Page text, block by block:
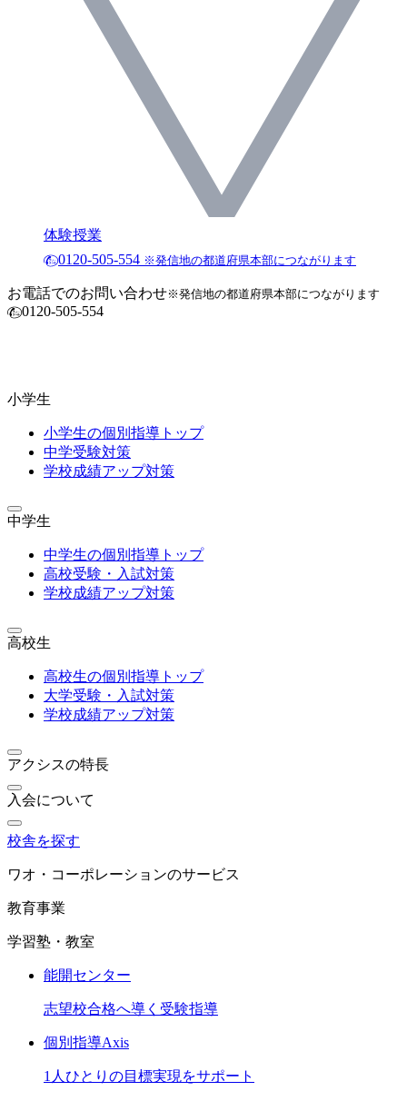
体験授業
0120-505-554 ※発信地の都道府県本部につながります
お電話でのお問い合わせ※発信地の都道府県本部につながります
0120-505-554
小学生
小学生の個別指導トップ
中学受験対策
学校成績アップ対策
中学生
中学生の個別指導トップ
高校受験・入試対策
学校成績アップ対策
高校生
高校生の個別指導トップ
大学受験・入試対策
学校成績アップ対策
アクシスの特長
入会について
校舎を探す
ワオ・コーポレーションのサービス
教育事業
学習塾・教室
能開センター
志望校合格へ導く受験指導
個別指導Axis
1人ひとりの目標実現をサポート